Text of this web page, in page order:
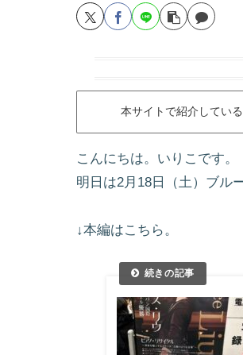
本サイトで紹介してい
こんにちは。いりこです。
明日は2月18日（土）ブル
↓本編はこちら。